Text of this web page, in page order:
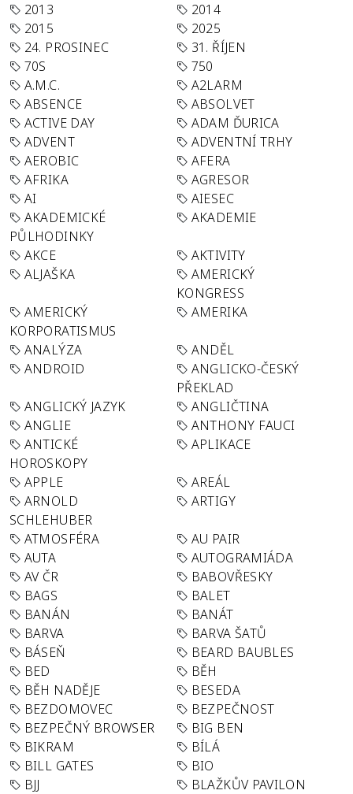
2013
2014
2015
2025
24. PROSINEC
31. ŘÍJEN
70S
750
A.M.C.
A2LARM
ABSENCE
ABSOLVET
ACTIVE DAY
ADAM ĎURICA
ADVENT
ADVENTNÍ TRHY
AEROBIC
AFERA
AFRIKA
AGRESOR
AI
AIESEC
AKADEMICKÉ
PŮLHODINKY
AKADEMIE
AKCE
AKTIVITY
ALJAŠKA
AMERICKÝ
KONGRESS
AMERICKÝ
KORPORATISMUS
AMERIKA
ANALÝZA
ANDĚL
ANDROID
ANGLICKO-ČESKÝ
PŘEKLAD
ANGLICKÝ JAZYK
ANGLIČTINA
ANGLIE
ANTHONY FAUCI
ANTICKÉ
HOROSKOPY
APLIKACE
APPLE
AREÁL
ARNOLD
SCHLEHUBER
ARTIGY
ATMOSFÉRA
AU PAIR
AUTA
AUTOGRAMIÁDA
AV ČR
BABOVŘESKY
BAGS
BALET
BANÁN
BANÁT
BARVA
BARVA ŠATŮ
BÁSEŇ
BEARD BAUBLES
BED
BĚH
BĚH NADĚJE
BESEDA
BEZDOMOVEC
BEZPEČNOST
BEZPEČNÝ BROWSER
BIG BEN
BIKRAM
BÍLÁ
BILL GATES
BIO
BJJ
BLAŽKŮV PAVILON